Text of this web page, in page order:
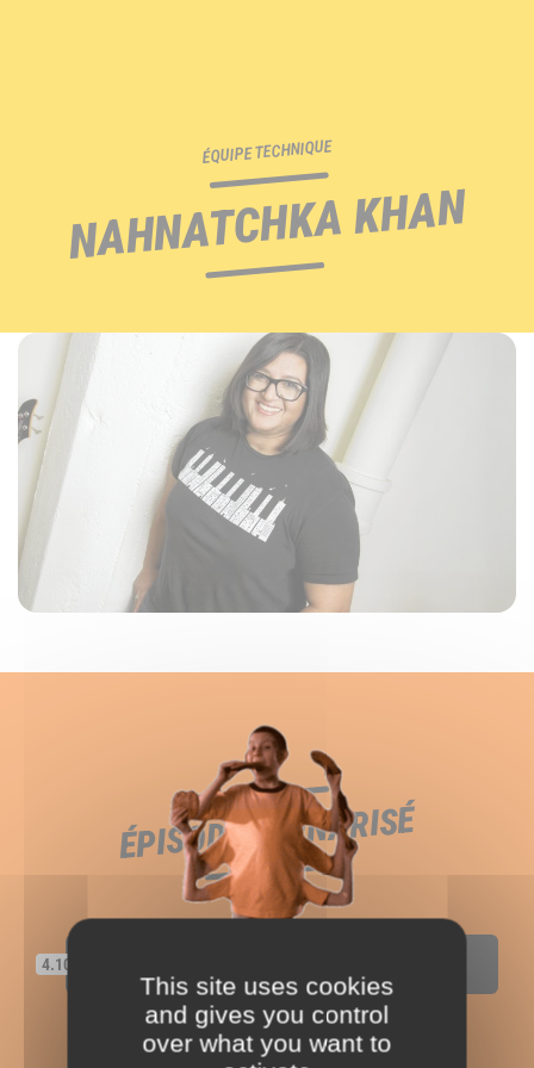
This site uses cookies
and gives you control
over what you want to
ÉQUIPE TECHNIQUE
NAHNATCHKA KHAN
ÉPISODE SCÉNARISÉ
4.10
FILLES »